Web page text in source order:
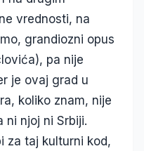
vrednosti, na
grandiozni opus
pa nije
je ovaj grad u
koliko znam, nije
ni njoj ni Srbiji.
za taj kulturni kod,